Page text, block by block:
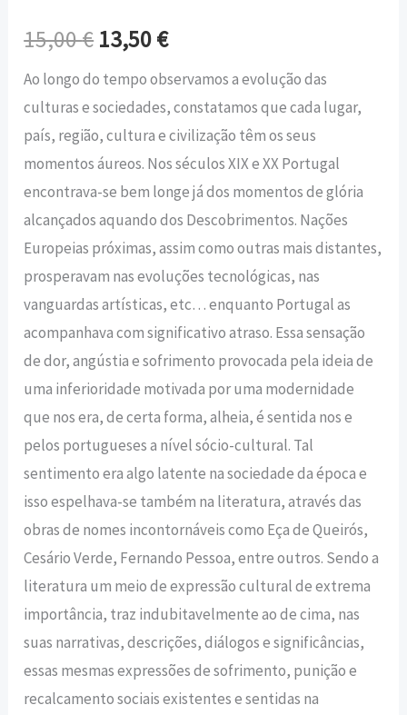
15,00€ 13,50€
Ao longo do tempo observamos a evolução das
culturas e sociedades, constatamos que cada lugar,
país, região, cultura e civilização têm os seus
momentos áureos. Nos séculos XIX e XX Portugal
encontrava-se bem longe já dos momentos de glória
alcançados aquando dos Descobrimentos. Nações
Europeias próximas, assim como outras mais distantes,
prosperavam nas evoluções tecnológicas, nas
vanguardas artísticas, etc… enquanto Portugal as
acompanhava com significativo atraso. Essa sensação
de dor, angústia e sofrimento provocada pela ideia de
uma inferioridade motivada por uma modernidade
que nos era, de certa forma, alheia, é sentida nos e
pelos portugueses a nível sócio-cultural. Tal
sentimento era algo latente na sociedade da época e
isso espelhava-se também na literatura, através das
obras de nomes incontornáveis como Eça de Queirós,
Cesário Verde, Fernando Pessoa, entre outros. Sendo a
literatura um meio de expressão cultural de extrema
importância, traz indubitavelmente ao de cima, nas
suas narrativas, descrições, diálogos e significâncias,
essas mesmas expressões de sofrimento, punição e
recalcamento sociais existentes e sentidas na